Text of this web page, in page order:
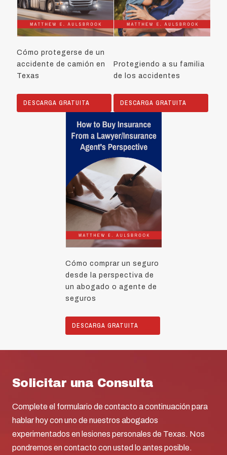
Cómo protegerse de un
accidente de camión en
Texas
DESCARGA GRATUITA
Protegiendo a su familia
de los accidentes
DESCARGA GRATUITA
Cómo comprar un seguro
desde la perspectiva de
un abogado o agente de
seguros
DESCARGA GRATUITA
Solicitar una Consulta
Complete el formulario de contacto a continuación para
hablar hoy con uno de nuestros abogados
experimentados en lesiones personales de Texas. Nos
pondremos en contacto con usted lo antes posible.